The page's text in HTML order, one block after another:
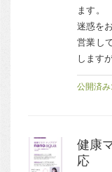
ます。
迷惑を
営業し
します
公開済み
健康
応